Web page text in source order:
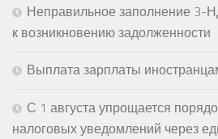
Неправильное заполнение 3-
к возникновению задолженности
Выплата зарплаты
С 1 августа упрощается
налоговых уведомлений через